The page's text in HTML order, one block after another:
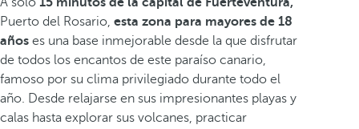
Puerto del Rosario, esta zona para mayores de 18
años es una base inmejorable desde la que disfrutar
de todos los encantos de este paraíso canario,
famoso por su clima privilegiado durante todo el
año. Desde relajarse en sus impresionantes playas y
calas hasta explorar sus volcanes, practicar